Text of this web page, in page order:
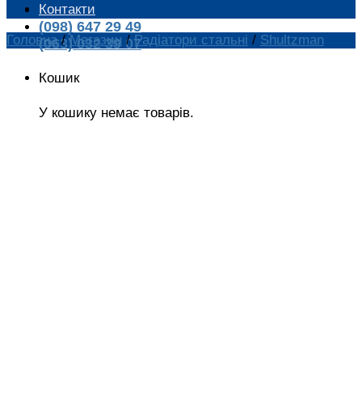
(098) 647 29 49
(063) 032 39 07
Кошик
У кошику немає товарів.
Контакти
Головна / Магазин / Радіатори стальні / Shultzman